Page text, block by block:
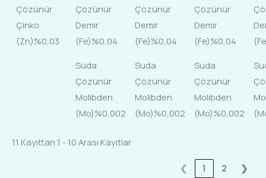
Çözünür
Çinko
(Zn)%0,03
Çözünür
Demir
(Fe)%0,04
Çözünür
Demir
(Fe)%0,04
Çözünür
Demir
(Fe)%0,04
Suda
Çözünür
Molibden
(Mo)%0,002
Suda
Çözünür
Molibden
(Mo)%0,002
Suda
Çözünür
Molibden
(Mo)%0,002
11 Kayıttan 1 - 10 Arası Kayıtlar
❮ 1 2 ❯